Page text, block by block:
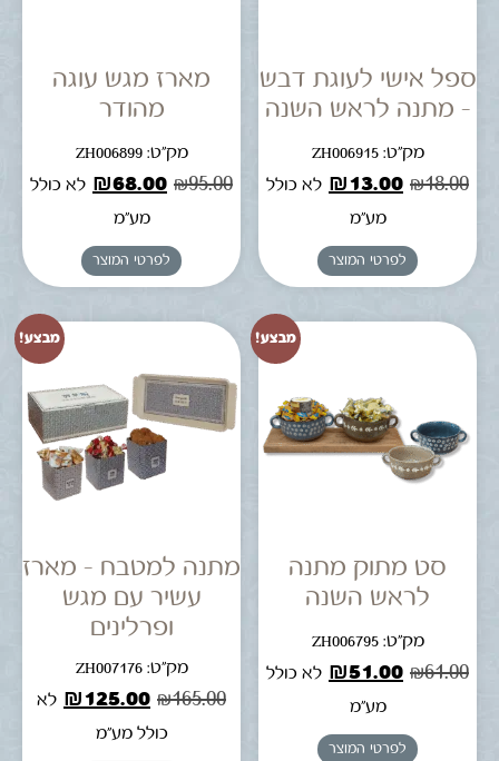
ספל אישי לעוגת דבש
– מתנה לראש השנה
מק"ט: ZH006915
₪18.00
₪13.00
לא כולל
מע"מ
לפרטי המוצר
מארז מגש עוגה
מהודר
מק"ט: ZH006899
₪95.00
₪68.00
לא כולל
מע"מ
לפרטי המוצר
מבצע!
סט מתוק מתנה
לראש השנה
מק"ט: ZH006795
₪61.00
₪51.00
לא כולל
מע"מ
לפרטי המוצר
מבצע!
מתנה למטבח – מארז
עשיר עם מגש
ופרלינים
מק"ט: ZH007176
₪165.00
₪125.00
לא
כולל מע"מ